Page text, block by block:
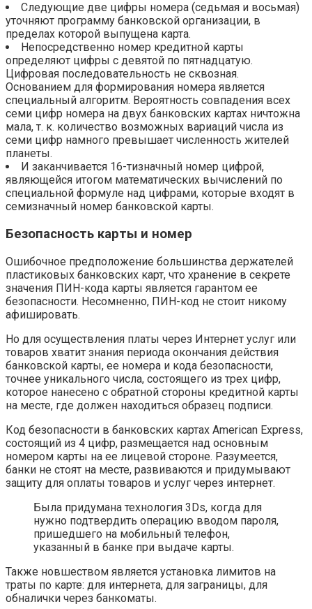
Следующие две цифры номера (седьмая и восьмая)
уточняют программу банковской организации, в
пределах которой выпущена карта.
Непосредственно номер кредитной карты
определяют цифры с девятой по пятнадцатую.
Цифровая последовательность не сквозная.
Основанием для формирования номера является
специальный алгоритм. Вероятность совпадения всех
семи цифр номера на двух банковских картах ничтожна
мала, т. к. количество возможных вариаций числа из
семи цифр намного превышает численность жителей
планеты.
И заканчивается 16-тизначный номер цифрой,
являющейся итогом математических вычислений по
специальной формуле над цифрами, которые входят в
семизначный номер банковской карты.
Безопасность карты и номер
Ошибочное предположение большинства держателей
пластиковых банковских карт, что хранение в секрете
значения ПИН-кода карты является гарантом ее
безопасности. Несомненно, ПИН-код не стоит никому
афишировать.
Но для осуществления платы через Интернет услуг или
товаров хватит знания периода окончания действия
банковской карты, ее номера и кода безопасности,
точнее уникального числа, состоящего из трех цифр,
которое нанесено с обратной стороны кредитной карты
на месте, где должен находиться образец подписи.
Код безопасности в банковских картах American Express,
состоящий из 4 цифр, размещается над основным
номером карты на ее лицевой стороне. Разумеется,
банки не стоят на месте, развиваются и придумывают
защиту для оплаты товаров и услуг через интернет.
Была придумана технология 3Ds, когда для
нужно подтвердить операцию вводом пароля,
пришедшего на мобильный телефон,
указанный в банке при выдаче карты.
Также новшеством является установка лимитов на
траты по карте: для интернета, для заграницы, для
обналички через банкоматы.